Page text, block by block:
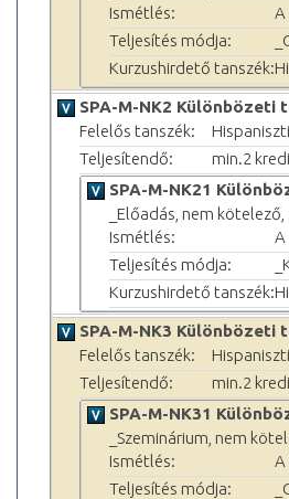
Ismétlés:
A
Teljesítés módja:
Kurzushirdető tanszék:
SPA-M-NK2 Különbözeti
Felelős tanszék:
Teljesítendő:
min.2
SPA-M-NK21
_Előadás, nem
Ismétlés:
A
Teljesítés módja:
Kurzushirdető tanszék:
SPA-M-NK3 Különbözeti
Felelős tanszék:
Teljesítendő:
min.2
SPA-M-NK31
_Szeminárium, nem
Ismétlés:
A
Teljesítés módja: